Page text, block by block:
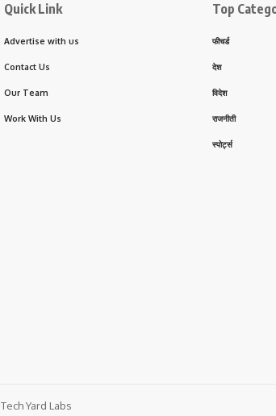
Quick Link
Advertise with us
Contact Us
Our Team
Work With Us
Top
फीचर्ड
देश
विदेश
राजनीती
स्पोर्ट्स
Tech Yard Labs